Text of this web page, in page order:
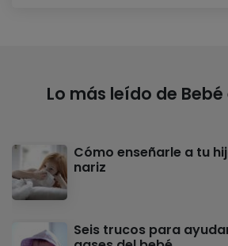
Lo más leído de
Cómo enseñarle a tu
nariz
Seis trucos para